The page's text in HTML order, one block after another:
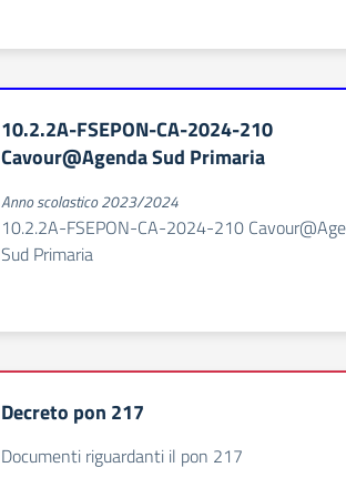
10.2.2A-FSEPON-CA-2024-210
Cavour@Agenda Sud Primaria
Anno scolastico 2023/2024
10.2.2A-FSEPON-CA-2024-210
Sud Primaria
Decreto pon 217
Documenti riguardanti il pon 217